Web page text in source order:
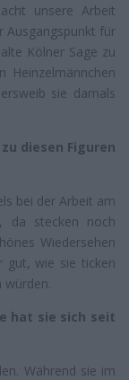
unsere Arbeit
Ausgangspunkt für
Kölner Sage zu
sie damals
diesen Figuren
bei der Arbeit am
da stecken noch
Wiedersehen
gut, wie sie ticken
würden.
hat sie sich seit
Während sie im